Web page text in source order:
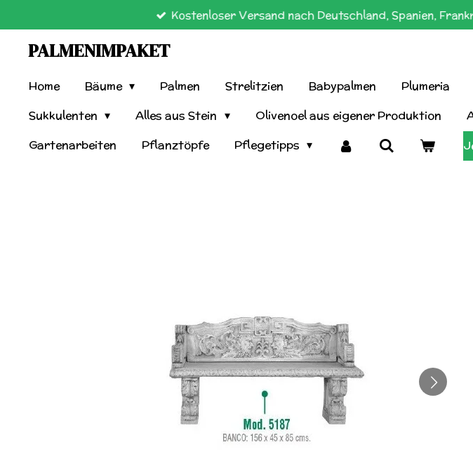
springen
Kostenloser Versand nach Deutschland, Spanien,
PALMENIMPAKET
Home Bäume Palmen Strelitzien Babypalmen Plumeria
Sukkulenten
Alles aus Stein Olivenoel aus eigener Produktion
Gartenarbeiten
Pflanztöpfe Pflegetipps